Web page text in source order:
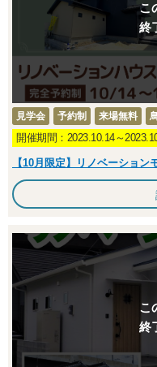
こ
終
見学会 予約制 来場無料
開催期間：2023.10.14～
【10月限定】リノベーショ
こ
終